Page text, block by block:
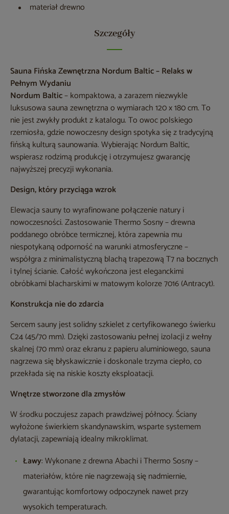
materiał drewno
Szczegóły
Sauna Fińska Zewnętrzna Nordum Baltic – Relaks w
Pełnym Wydaniu
Nordum Baltic– kompaktowa, a zarazem niezwykle
luksusowa sauna zewnętrzna o wymiarach 120 x 180 cm. To
nie jest zwykły produkt z katalogu. To owoc polskiego
rzemiosła, gdzie nowoczesny design spotyka się z tradycyjną
fińską kulturą saunowania. Wybierając Nordum Baltic,
wspierasz rodzimą produkcję i otrzymujesz gwarancję
najwyższej precyzji wykonania.
Design, który przyciąga wzrok
Elewacja sauny to wyrafinowane połączenie natury i
nowoczesności. Zastosowanie Thermo Sosny – drewna
poddanego obróbce termicznej, która zapewnia mu
niespotykaną odporność na warunki atmosferyczne –
współgra z minimalistyczną blachą trapezową T7 na bocznych
i tylnej ścianie. Całość wykończona jest eleganckimi
obróbkami blacharskimi w matowym kolorze 7016 (Antracyt).
Konstrukcja nie do zdarcia
Sercem sauny jest solidny szkielet z certyfikowanego świerku
C24 (45/70 mm). Dzięki zastosowaniu pełnej izolacji z wełny
skalnej (70 mm) oraz ekranu z papieru aluminiowego, sauna
nagrzewa się błyskawicznie i doskonale trzyma ciepło, co
przekłada się na niskie koszty eksploatacji.
Wnętrze stworzone dla zmysłów
W środku poczujesz zapach prawdziwej północy. Ściany
wyłożone świerkiem skandynawskim, wsparte systemem
dylatacji, zapewniają idealny mikroklimat.
Ławy: Wykonane z drewna Abachi i Thermo Sosny –
materiałów, które nie nagrzewają się nadmiernie,
gwarantując komfortowy odpoczynek nawet przy
wysokich temperaturach.